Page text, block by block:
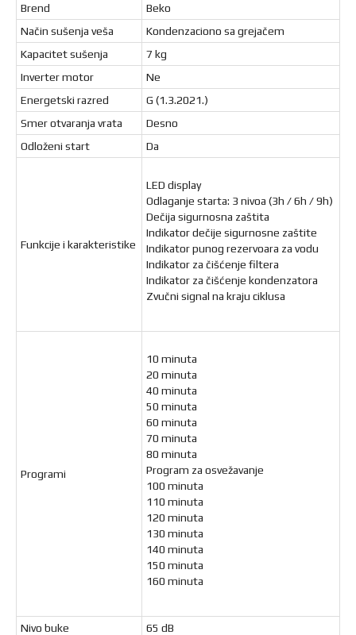
Brend
Beko
Način sušenja veša
Kondenzaciono sa grejačem
Kapacitet sušenja
7 kg
Inverter motor
Ne
Energetski razred
G (1.3.2021.)
Smer otvaranja vrata
Desno
Odloženi start
Da
Funkcije i karakteristike
LED display
Odlaganje starta: 3 nivoa (3h / 6h / 9h)
Dečija sigurnosna zaštita
Indikator dečije sigurnosne zaštite
Indikator punog rezervoara za vodu
Indikator za čišćenje filtera
Indikator za čišćenje kondenzatora
Zvučni signal na kraju ciklusa
Programi
10 minuta
20 minuta
40 minuta
50 minuta
60 minuta
70 minuta
80 minuta
Program za osvežavanje
100 minuta
110 minuta
120 minuta
130 minuta
140 minuta
150 minuta
160 minuta
Nivo buke 65 dB